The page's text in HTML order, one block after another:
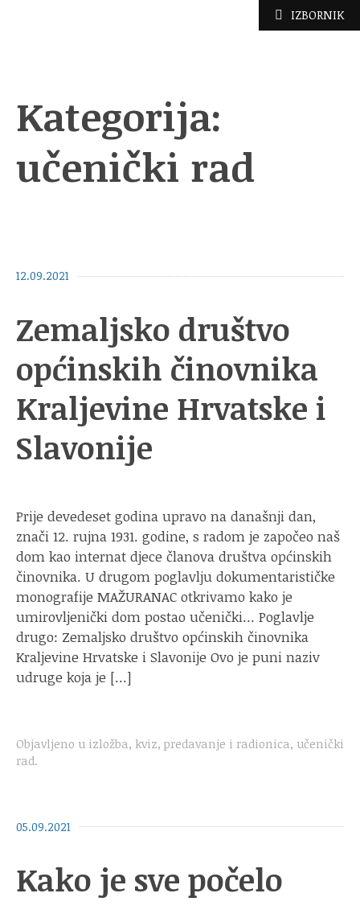
IZBORNIK
Kategorija:
učenički rad
12.09.2021
Zemaljsko društvo
općinskih činovnika
Kraljevine Hrvatske i
Slavonije
Prije devedeset godina upravo na današnji dan,
znači 12. rujna 1931. godine, s radom je započeo naš
dom kao internat djece članova društva općinskih
činovnika. U drugom poglavlju dokumentarističke
monografije MAŽURANAC otkrivamo kako je
umirovljenički dom postao učenički… Poglavlje
drugo: Zemaljsko društvo općinskih činovnika
Kraljevine Hrvatske i Slavonije Ovo je puni naziv
udruge koja je […]
Objavljeno u izložba, kviz, predavanje i radionica, učenički
rad.
05.09.2021
Kako je sve počelo